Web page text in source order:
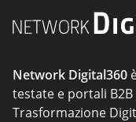
Network Digital360
testate e portali
Trasformazione